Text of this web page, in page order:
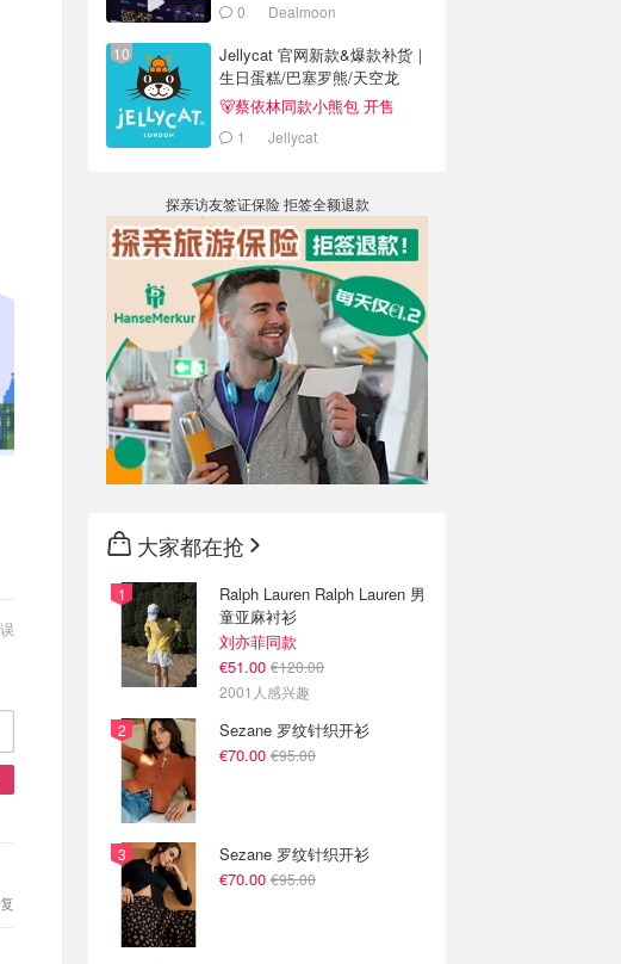
0 Dealmoon
Jellycat 官网新款&爆款补货｜
生日蛋糕/巴塞罗熊/天空龙
🐻蔡依林同款小熊包 开售
1 Jellycat
探亲访友签证保险 拒签全额退款
大家都在抢
Ralph Lauren Ralph Lauren 男
童亚麻衬衫
刘亦菲同款
€51.00 €120.00
2001人感兴趣
Sezane 罗纹针织开衫
€70.00 €95.00
Sezane 罗纹针织开衫
€70.00 €95.00